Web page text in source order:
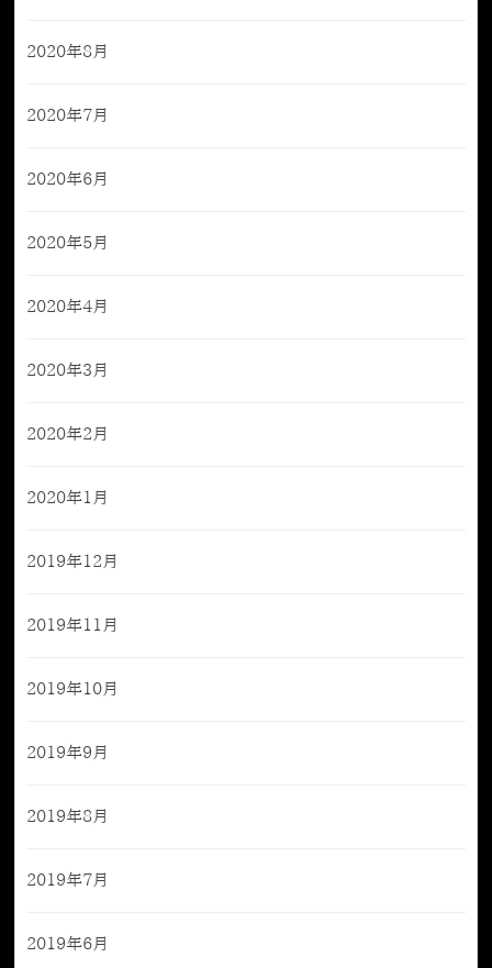
2020年8月
2020年7月
2020年6月
2020年5月
2020年4月
2020年3月
2020年2月
2020年1月
2019年12月
2019年11月
2019年10月
2019年9月
2019年8月
2019年7月
2019年6月